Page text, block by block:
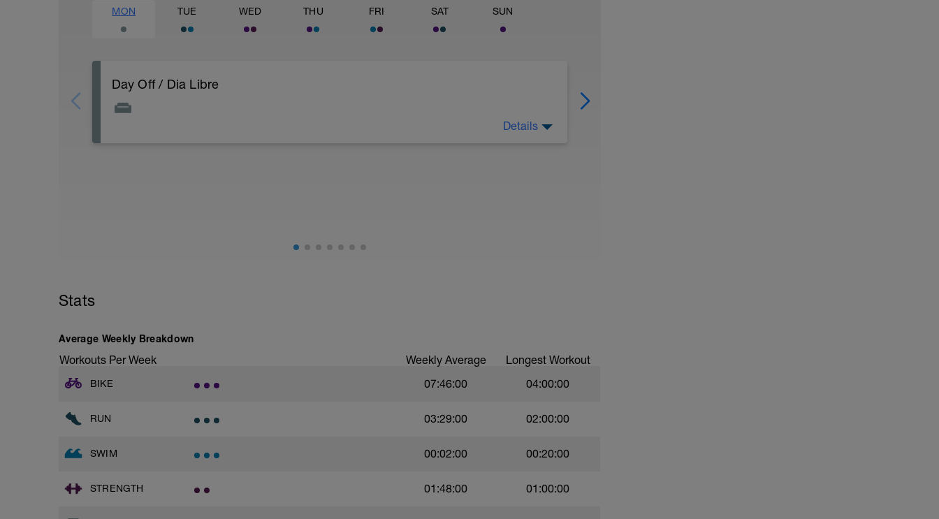
MON TUE WED THU FRI SAT SUN
Day Off / Dia Libre
Details
Stats
Average Weekly Breakdown
Workouts Per Week Weekly Average Longest Workout
BIKE 07:46:00 04:00:00
RUN 03:29:00 02:00:00
SWIM 00:02:00 00:20:00
STRENGTH 01:48:00 01:00:00